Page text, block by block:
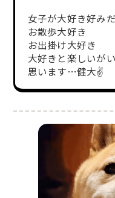
女子が大好き好み
お散歩大好き
お出掛け大好き
大好きと楽しいが
思います…健大✌